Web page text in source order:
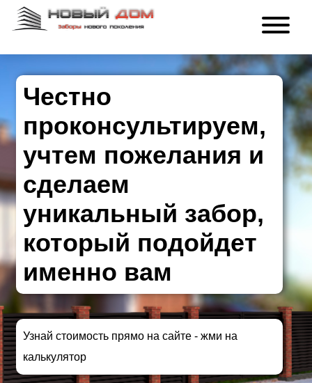
Честно
проконсультируем,
учтем пожелания и
сделаем
уникальный забор,
который подойдет
именно вам
Узнай стоимость прямо на сайте - жми на
калькулятор